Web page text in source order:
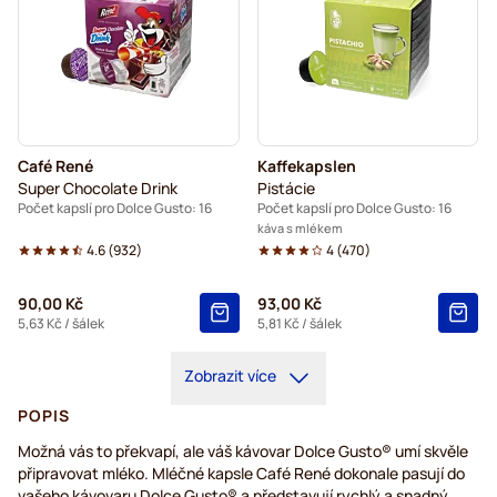
Café René
Super Chocolate Drink
Počet kapslí pro Dolce Gusto: 16
4.6(932)
90,00 Kč
5,63 Kč / šálek
Kaffekapslen
Pistácie
Počet kapslí pro Dolce Gusto: 16
káva s mlékem
4(470)
93,00 Kč
5,81 Kč / šálek
Zobrazit více
POPIS
Možná vás to překvapí, ale váš kávovar Dolce Gusto® umí skvěle
připravovat mléko. Mléčné kapsle Café René dokonale pasují do